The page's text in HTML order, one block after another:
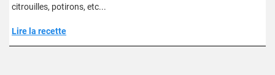
citrouilles, potirons, etc...
Lire la recette